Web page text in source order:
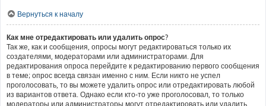
Вернуться к началу
Как мне отредактировать или удалить опрос?
Так же, как и сообщения, опросы могут редактироваться только их
создателями, модераторами или администраторами. Для
редактирования опроса перейдите к редактированию первого сообщения
в теме; опрос всегда связан именно с ним. Если никто не успел
проголосовать, то вы можете удалить опрос или отредактировать любой
из вариантов ответа. Однако если кто-то уже проголосовал, то только
модераторы или администраторы могут отредактировать или удалить